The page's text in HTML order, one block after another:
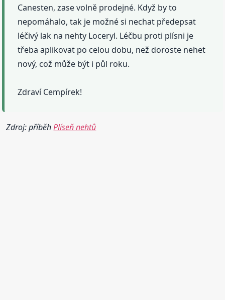
Canesten, zase volně prodejné. Když by to
nepomáhalo, tak je možné si nechat předepsat
léčivý lak na nehty Loceryl. Léčbu proti plísni je
třeba aplikovat po celou dobu, než doroste nehet
nový, což může být i půl roku.
Zdraví Cempírek!
Zdroj: příběhPlíseň nehtů